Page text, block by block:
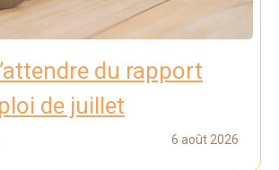
du rapport
de juillet
6 août 2026